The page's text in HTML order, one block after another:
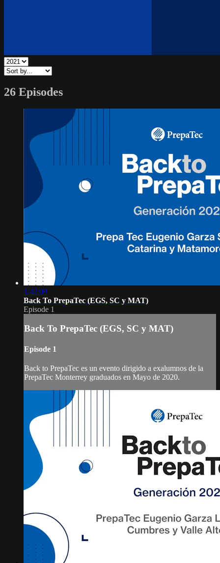
26 Episodes
1:42:09
Back To PrepaTec (EGS, SC y MAT)
Episode 1
Back To PrepaTec (EGS, SC y MAT)
Episode 1
Back to PrepaTec es un evento dirigido a exalumnos de la
PrepaTec Monterrey graduados en Mayo de 2020.